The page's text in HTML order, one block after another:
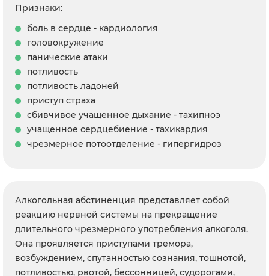
Признаки:
боль в сердце - кардиология
головокружение
панические атаки
потливость
потливость ладоней
приступ страха
сбивчивое учащенное дыхание - тахипноэ
учащенное сердцебиение - тахикардия
чрезмерное потоотделение - гипергидроз
Алкогольная абстиненция представляет собой
реакцию нервной системы на прекращение
длительного чрезмерного употребления алкоголя.
Она проявляется приступами тремора,
возбуждением, спутанностью сознания, тошнотой,
потливостью, рвотой, бессонницей, судорогами,